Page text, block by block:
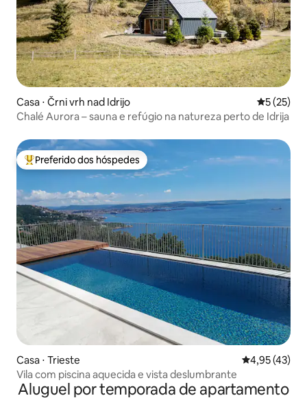
Casa ⋅ Črni vrh nad Idrijo 5 de uma
5 (25)
Chalé Aurora – sauna e refúgio na natureza perto de Idrija
Entre os melhores preferidos dos hóspedes
Preferido dos hóspedes
Casa ⋅ Trieste 4,95 de uma
4,95 (43)
Vila com piscina aquecida e vista deslumbrante
Aluguel por temporada de apartamento